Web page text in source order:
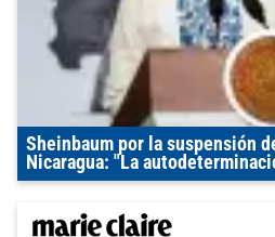
Sheinbaum por la suspensión
Nicaragua: "La